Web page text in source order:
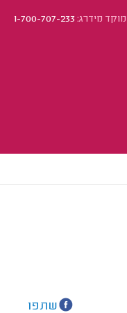
מוקד מידרג:1-700-707-233
שתפו